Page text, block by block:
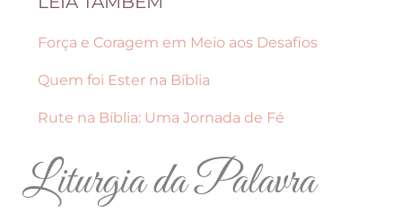
Força e Coragem em Meio aos Desafios
Quem foi Ester na Bíblia
Rute na Bíblia: Uma Jornada de Fé
Liturgia da Palavra